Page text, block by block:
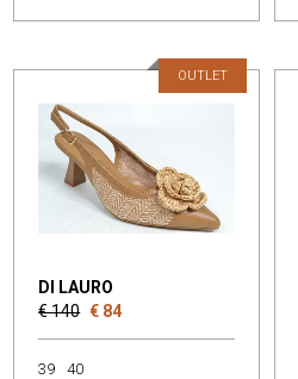
DI LAURO
€ 140 € 84
OUTLET
39 40